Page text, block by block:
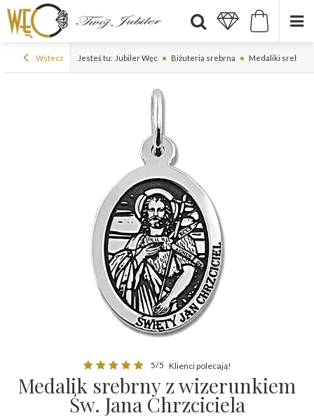
Wstecz Jesteś tu: Jubiler Węc Biżuteria srebrna Medaliki srebrne
5/5 Klienci polecają!
Medalik srebrny z wizerunkiem
Św. Jana Chrzciciela